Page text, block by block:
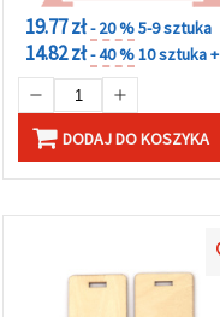
19.77 zł- 20 %5-9 sztuka
14.82 zł- 40 %10 sztuka +
DODAJ DO KOSZYKA